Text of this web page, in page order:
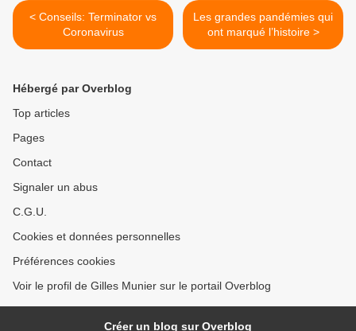
< Conseils: Terminator vs
Coronavirus
Les grandes pandémies qui
ont marqué l’histoire >
Hébergé par Overblog
Top articles
Pages
Contact
Signaler un abus
C.G.U.
Cookies et données personnelles
Préférences cookies
Voir le profil de Gilles Munier sur le portail Overblog
Créer un blog sur Overblog